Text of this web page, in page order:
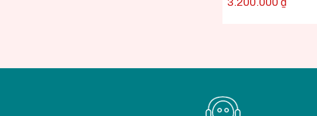
3.200.000 ₫